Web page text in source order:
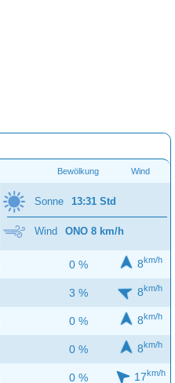
Bewölkung Wind
Sonne 13:31 Std
Wind ONO 8 km/h
0 % 8km/h
3 % 8km/h
0 % 8km/h
0 % 8km/h
0 % 17km/h